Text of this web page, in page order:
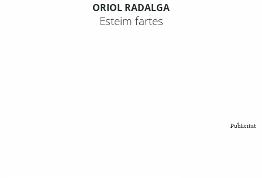
ORIOL RADALGA
Esteim fartes
Publicitat